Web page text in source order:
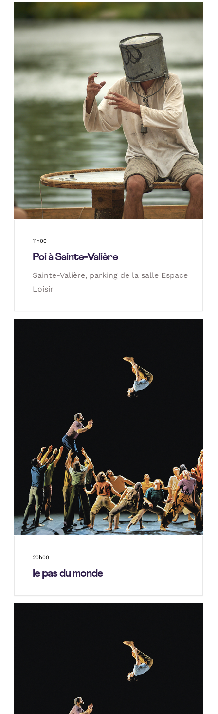
11h00
Poi à Sainte-Valière
Sainte-Valière, parking de la salle Espace
Loisir
20h00
le pas du monde